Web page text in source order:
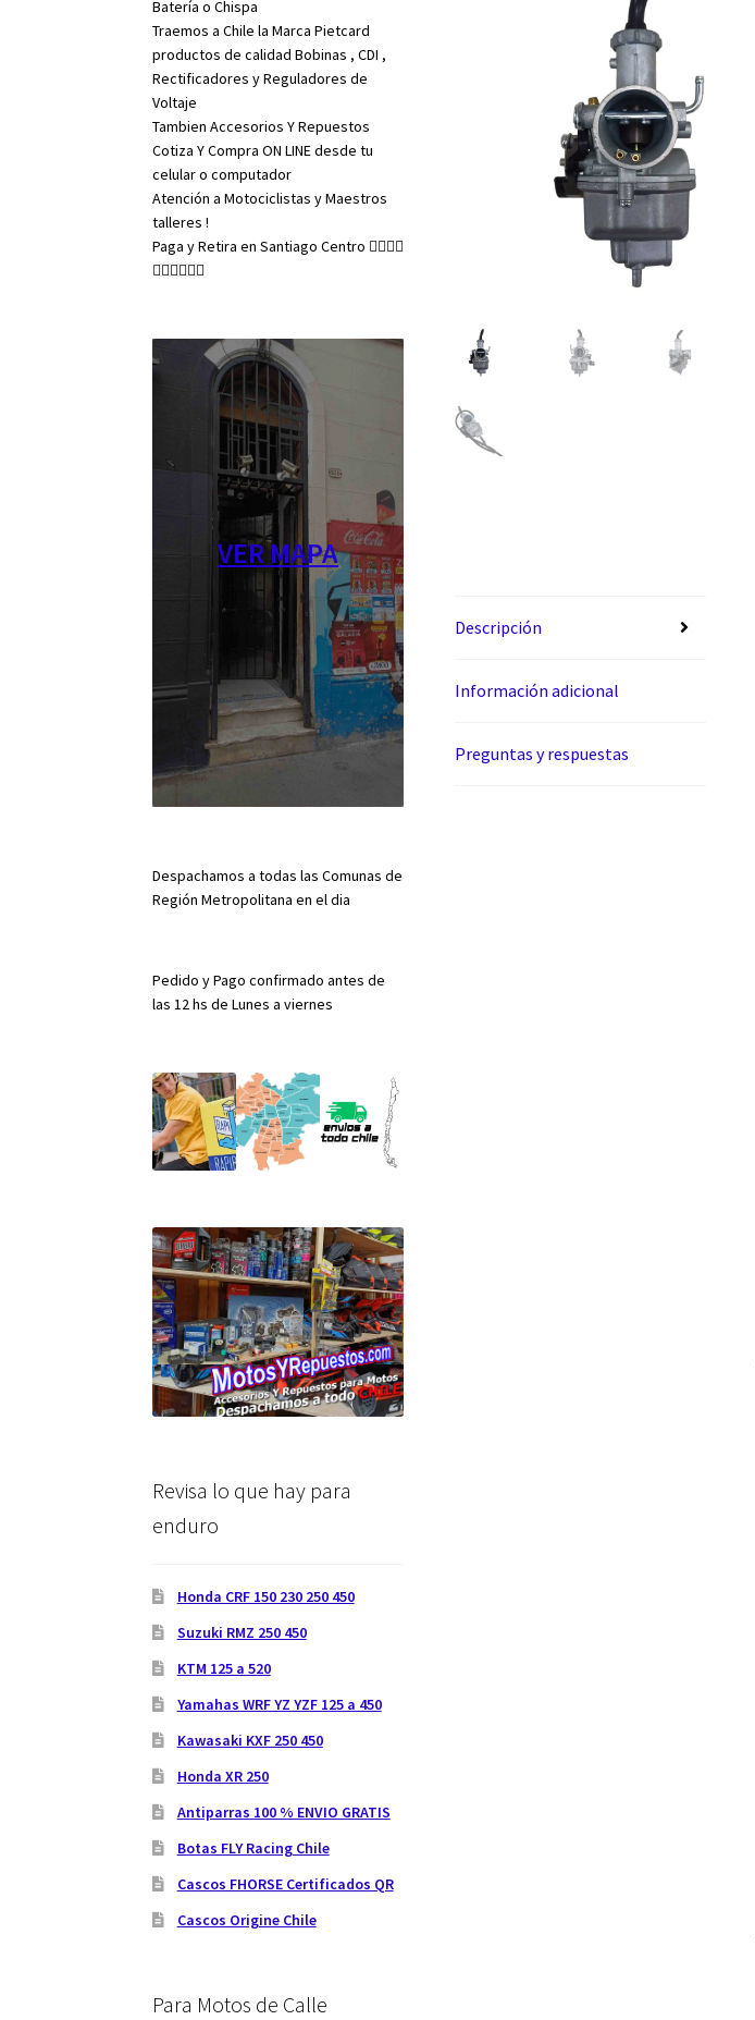
Descripción
Información adicional
Preguntas y respuestas
Batería o Chispa
Traemos a Chile la Marca Pietcard
productos de calidad Bobinas , CDI ,
Rectificadores y Reguladores de
Voltaje
Tambien Accesorios Y Repuestos
Cotiza Y Compra ON LINE desde tu
celular o computador
Atención a Motociclistas y Maestros
talleres !
Paga y Retira en Santiago Centro 👇🏼👇🏼
👇🏼👇🏼👇🏼
VER MAPA
Despachamos a todas las Comunas de
Región Metropolitana en el dia
Pedido y Pago confirmado antes de
las 12 hs de Lunes a viernes
Revisa lo que hay para
enduro
Honda CRF 150 230 250 450
Suzuki RMZ 250 450
KTM 125 a 520
Yamahas WRF YZ YZF 125 a 450
Kawasaki KXF 250 450
Honda XR 250
Antiparras 100 % ENVIO GRATIS
Botas FLY Racing Chile
Cascos FHORSE Certificados QR
Cascos Origine Chile
Para Motos de Calle